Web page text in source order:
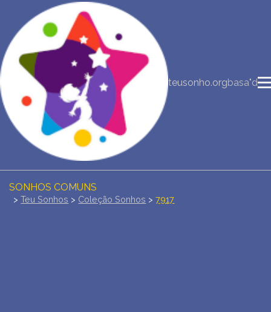
teusonho.orgbasa"d
NOVA INTERPRETAÇÃO DOS SONHOS
DIÁRIO DOS SEUS SONHOS (0)
DICIONÁRIO DE SÍMBOLOS DOS SONHOS
COLEÇÃO SONHOS
ESTATÍSTICAS DE SONHOS
SONHOS COMUNS
>Teu Sonhos > Coleção Sonhos >7917